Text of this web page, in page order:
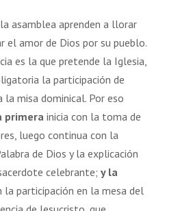
asamblea aprenden a llorar
el amor de Dios por su pueblo.
es la que pretende la Iglesia,
la participación de
misa dominical. Por eso
primera inicia con la toma de
luego continua con la
de Dios y la explicación
celebrante; y la
la participación en la mesa del